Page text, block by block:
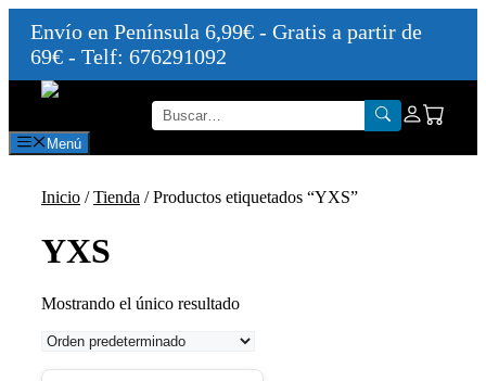
Envío en Península 6,99€ - Gratis a partir de
69€ - Telf: 676291092
Saltar
contenido
Menú
Inicio /Tienda / Productos etiquetados “YXS”
YXS
Mostrando el único resultado